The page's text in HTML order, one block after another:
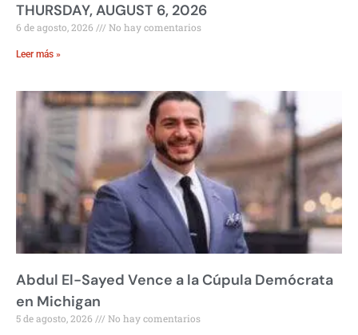
THURSDAY, AUGUST 6, 2026
6 de agosto, 2026 No hay comentarios
Leer más »
Abdul El-Sayed Vence a la Cúpula Demócrata
en Michigan
5 de agosto, 2026 No hay comentarios